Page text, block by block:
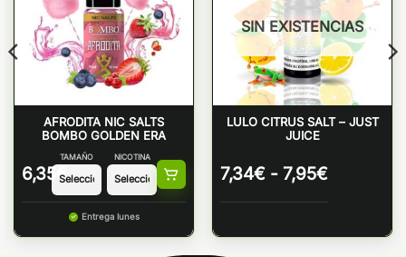
AFRODITA NIC SALTS
BOMBO GOLDEN ERA
6,35 €
TAMAÑO NICOTINA
Entrega lunes
SIN EXISTENCIAS
LULO CITRUS SALT – JUST
JUICE
7,34€ - 7,95€Rango
precios:
7,34€